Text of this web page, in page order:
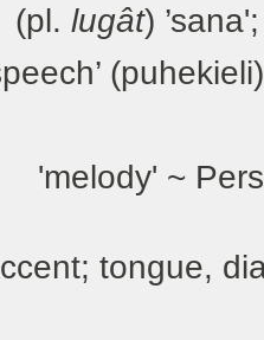
lugât)
~
tongue,